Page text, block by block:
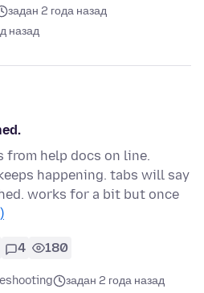
задан 2 года назад
назад
help docs on line.
happening. tabs will say
works for a bit but once
4 180
задан 2 года назад